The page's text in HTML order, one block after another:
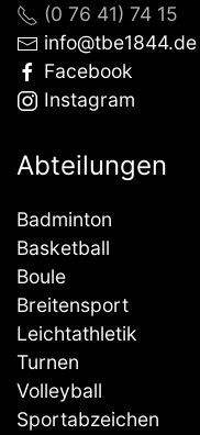
(0 76 41) 74 15
info@tbe1844.de
Facebook
Instagram
Abteilungen
Badminton
Basketball
Boule
Breitensport
Leichtathletik
Turnen
Volleyball
Sportabzeichen